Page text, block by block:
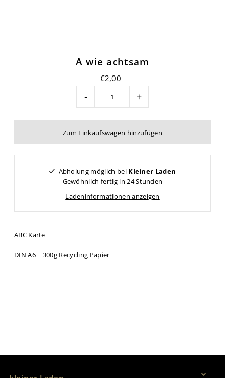
A wie achtsam
€2,00
- +
Abholung möglich bei Kleiner Laden
Gewöhnlich fertig in 24 Stunden
Ladeninformationen anzeigen
ABC Karte
DIN A6 | 300g Recycling Papier